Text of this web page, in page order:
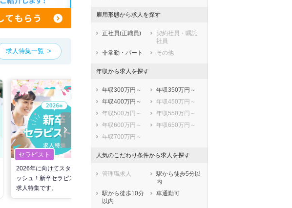
求人特集一覧
セラピスト
2026年に向けてスタートダ
ッシュ！新卒セラピスト向け
求人特集です。
セラピスト
に増加傾向の「介護施設」求
雇用形態から求人を探す
正社員(正職員)
契約社員・嘱託
社員
非常勤・パート
その他
年収から求人を探す
年収300万円～
年収350万円～
年収400万円～
年収450万円～
年収500万円～
年収550万円～
年収600万円～
年収650万円～
年収700万円～
人気のこだわり条件から求人を探す
管理職求人
駅から徒歩5分以
内
駅から徒歩10分
以内
車通勤可